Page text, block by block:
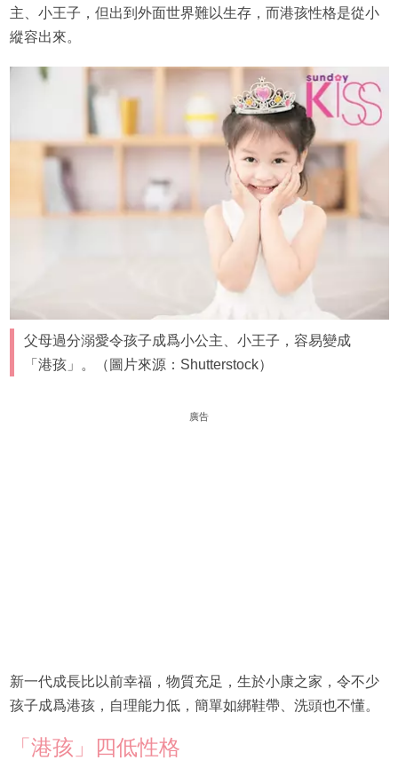
主、小王子，但出到外面世界難以生存，而港孩性格是從小
縱容出來。
父母過分溺愛令孩子成爲小公主、小王子，容易變成
「港孩」。（圖片來源：Shutterstock）
廣告
新一代成長比以前幸福，物質充足，生於小康之家，令不少
孩子成爲港孩，自理能力低，簡單如綁鞋帶、洗頭也不懂。
「港孩」四低性格